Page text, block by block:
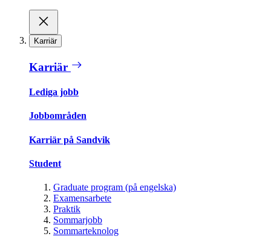
Karriär
Karriär
Lediga jobb
Jobbområden
Karriär på Sandvik
Student
Graduate program (på engelska)
Examensarbete
Praktik
Sommarjobb
Sommarteknolog